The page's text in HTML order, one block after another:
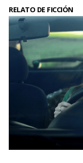
RELATO DE FICCIÓN